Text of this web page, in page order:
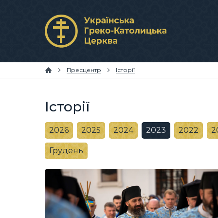
Пресцентр Історії
Історії
2026 2025 2024 2023 2022
Грудень